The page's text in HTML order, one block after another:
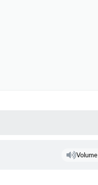
Volume